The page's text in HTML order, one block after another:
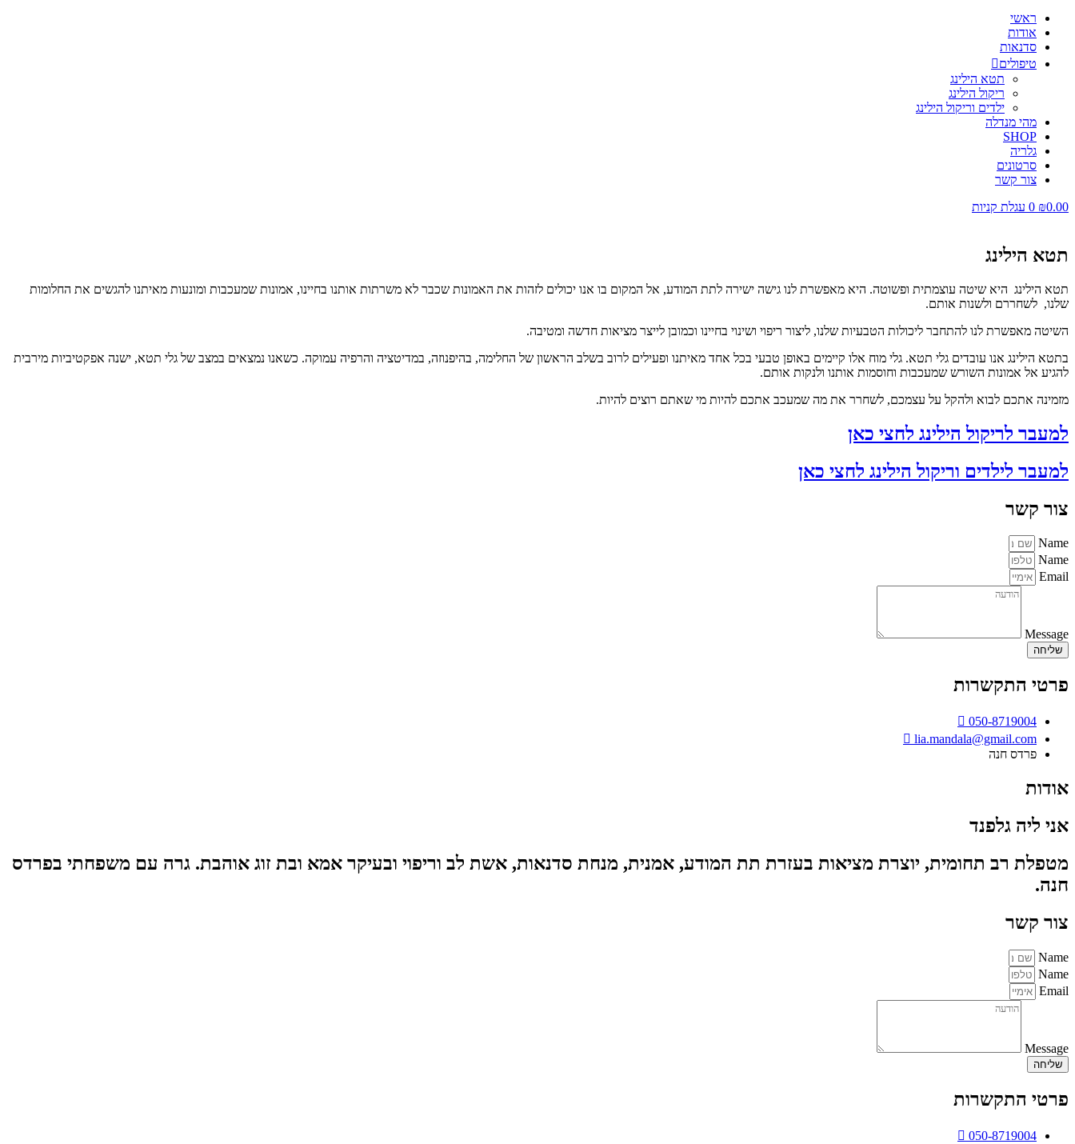
ראשי
אודות
סדנאות
טיפולים
תטא הילינג
ריקול הילינג
ילדים וריקול הילינג
מהי מנדלה
SHOP
גלריה
סרטונים
צור קשר
₪0.00
0 עגלת קניות
תטא הילינג
תטא הילינג היא שיטה עוצמתית ופשוטה. היא מאפשרת לנו גישה ישירה לתת המודע, אל המקום בו אנו יכולים לזהות את האמונות שכבר לא משרתות אותנו בחיינו, אמונות שמעכבות ומונעות מאיתנו להגשים את החלומות
שלנו, לשחררם ולשנות אותם.
השיטה מאפשרת לנו להתחבר ליכולות הטבעיות שלנו, ליצור ריפוי ושינוי בחיינו וכמובן לייצר מציאות חדשה ומטיבה.
בתטא הילינג אנו עובדים גלי תטא. גלי מוח אלו קיימים באופן טבעי בכל אחד מאיתנו ופעילים לרוב בשלב הראשון של החלימה, בהיפנוזה, במדיטציה והרפיה עמוקה. כשאנו נמצאים במצב של גלי תטא, ישנה אפקטיביות מירבית
להגיע אל אמונות השורש שמעכבות וחוסמות אותנו ולנקות אותם.
מזמינה אתכם לבוא ולהקל על עצמכם, לשחרר את מה שמעכב אתכם להיות מי שאתם רוצים להיות.
למעבר לריקול הילינג לחצי כאן
למעבר לילדים וריקול הילינג לחצי כאן
צור קשר
Name
Name
Email
Message
שליחה
פרטי התקשרות
050-8719004
lia.mandala@gmail.com
פרדס חנה
אודות
אני ליה גלפנד
מטפלת רב תחומית, יוצרת מציאות בעזרת תת המודע, אמנית, מנחת סדנאות, אשת לב וריפוי ובעיקר אמא ובת זוג אוהבת. גרה עם משפחתי בפרדס
חנה.
צור קשר
Name
Name
Email
Message
שליחה
פרטי התקשרות
050-8719004